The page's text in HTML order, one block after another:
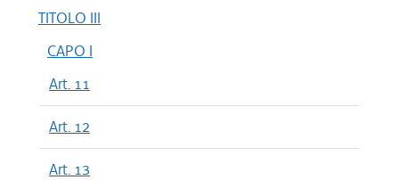
TITOLO III
CAPO I
Art. 11
Art. 12
Art. 13